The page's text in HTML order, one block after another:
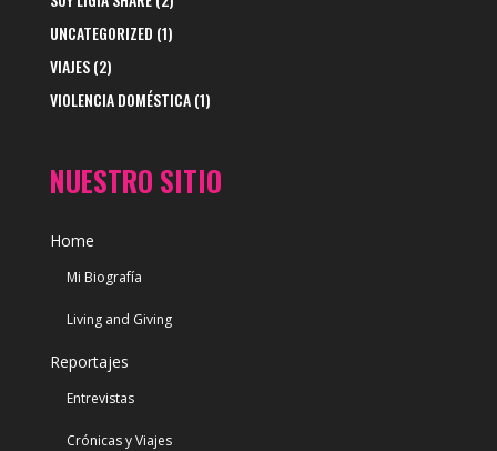
UNCATEGORIZED (1)
VIAJES(2)
VIOLENCIA DOMÉSTICA(1)
NUESTRO SITIO
Home
Mi Biografía
Living and Giving
Reportajes
Entrevistas
Crónicas y Viajes